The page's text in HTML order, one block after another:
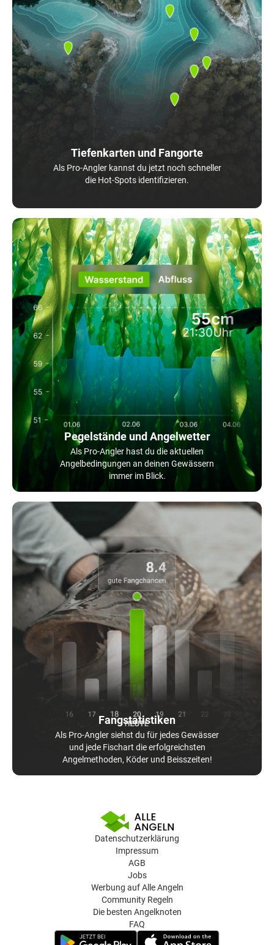
Tiefenkarten und Fangorte
Als Pro-Angler kannst du jetzt noch schneller
die Hot-Spots identifizieren.
Pegelstände und Angelwetter
Als Pro-Angler hast du die aktuellen
Angelbedingungen an deinen Gewässern
immer im Blick.
Fangstatistiken
Als Pro-Angler siehst du für jedes Gewässer
und jede Fischart die erfolgreichsten
Angelmethoden, Köder und Beisszeiten!
Datenschutzerklärung
Impressum
AGB
Jobs
Werbung auf Alle Angeln
Community Regeln
Die besten Angelknoten
FAQ